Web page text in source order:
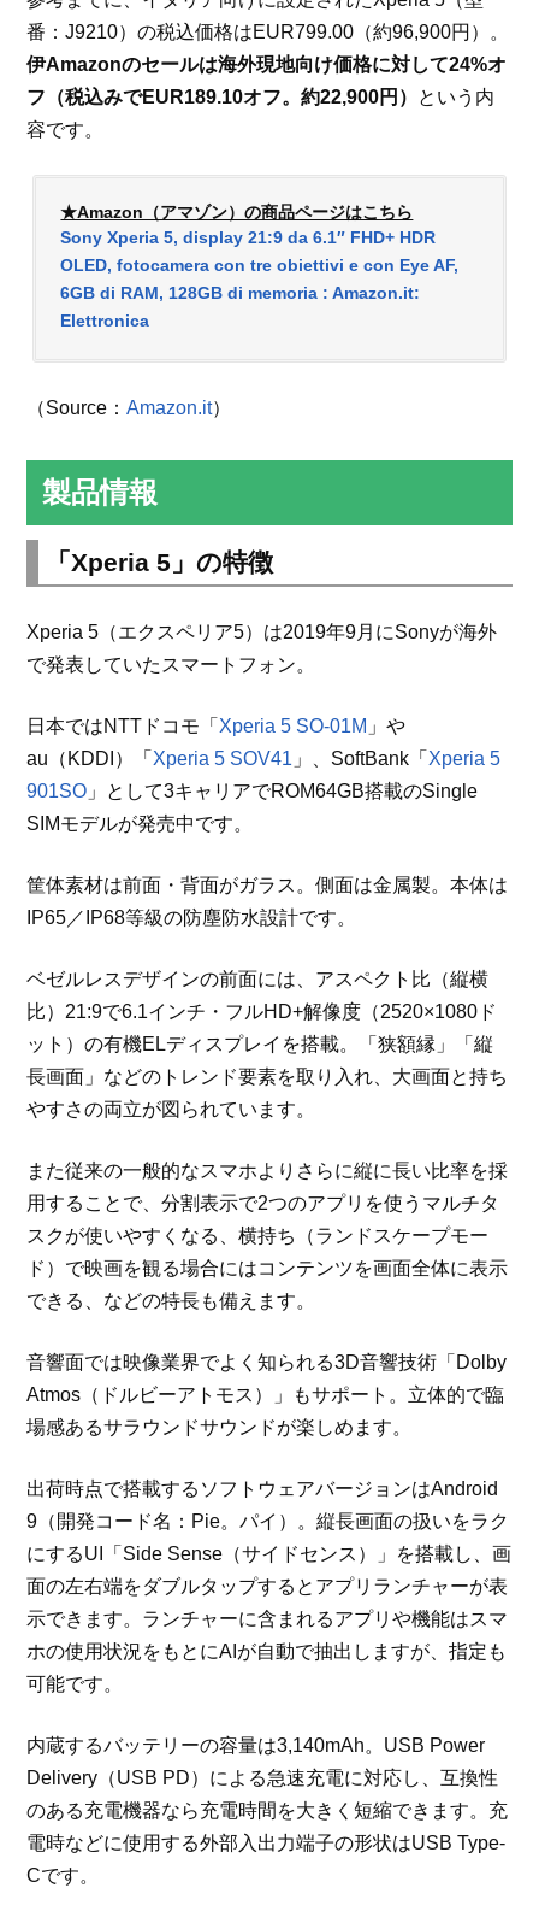
番：J9210）の税込価格はEUR799.00（約96,900円）。
伊Amazonのセールは海外現地向け価格に対して24%オ
フ（税込みでEUR189.10オフ。約22,900円） という内
容です。
★Amazon（アマゾン）の商品ページはこちら
Sony Xperia 5, display 21:9 da 6.1″ FHD+ HDR
OLED, fotocamera con tre obiettivi e con Eye AF,
6GB di RAM, 128GB di memoria : Amazon.it:
Elettronica
（Source：Amazon.it）
製品情報
「Xperia 5」の特徴
Xperia 5（エクスペリア5）は2019年9月にSonyが海外
で発表していたスマートフォン。
日本ではNTTドコモ「 Xperia 5 SO-01M 」や
au（KDDI）「 Xperia 5 SOV41 」、SoftBank「 Xperia 5
901SO 」として3キャリアでROM64GB搭載のSingle
SIMモデルが発売中です。
筐体素材は前面・背面がガラス。側面は金属製。本体は
IP65／IP68等級の防塵防水設計です。
ベゼルレスデザインの前面には、アスペクト比（縦横
比）21:9で6.1インチ・フルHD+解像度（2520×1080ド
ット）の有機ELディスプレイを搭載。「狭額縁」「縦
長画面」などのトレンド要素を取り入れ、大画面と持ち
やすさの両立が図られています。
また従来の一般的なスマホよりさらに縦に長い比率を採
用することで、分割表示で2つのアプリを使うマルチタ
スクが使いやすくなる、横持ち（ランドスケープモー
ド）で映画を観る場合にはコンテンツを画面全体に表示
できる、などの特長も備えます。
音響面では映像業界でよく知られる3D音響技術「Dolby
Atmos（ドルビーアトモス）」もサポート。立体的で臨
場感あるサラウンドサウンドが楽しめます。
出荷時点で搭載するソフトウェアバージョンはAndroid
9（開発コード名：Pie。パイ）。縦長画面の扱いをラク
にするUI「Side Sense（サイドセンス）」を搭載し、画
面の左右端をダブルタップするとアプリランチャーが表
示できます。ランチャーに含まれるアプリや機能はスマ
ホの使用状況をもとにAIが自動で抽出しますが、指定も
可能です。
内蔵するバッテリーの容量は3,140mAh。USB Power
Delivery（USB PD）による急速充電に対応し、互換性
のある充電機器なら充電時間を大きく短縮できます。充
電時などに使用する外部入出力端子の形状はUSB Type-
Cです。